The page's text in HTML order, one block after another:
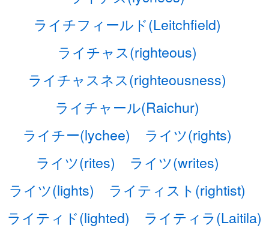
ライチフィールド(Leitchfield)
ライチャス(righteous)
ライチャスネス(righteousness)
ライチャール(Raichur)
ライチー(lychee)
ライツ(rights)
ライツ(rites)
ライツ(writes)
ライツ(lights)
ライティスト(rightist)
ライティド(lighted)
ライティラ(Laitila)